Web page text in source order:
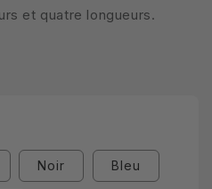
et quatre longueurs.
Noir Bleu